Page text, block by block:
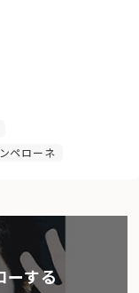
ペローネ
ーする